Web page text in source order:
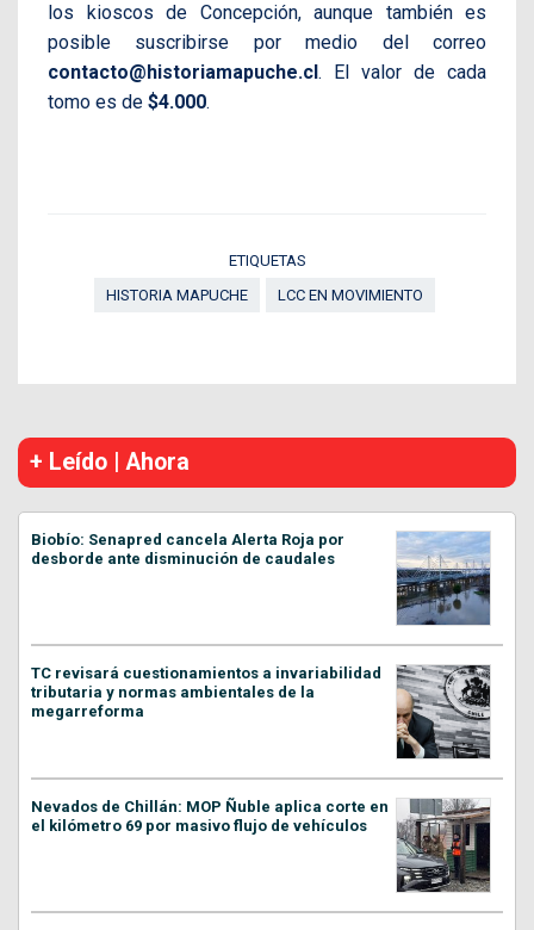
los kioscos de Concepción, aunque también es
posible suscribirse por medio del correo
contacto@historiamapuche.cl. El valor de cada
tomo es de $4.000.
ETIQUETAS
HISTORIA MAPUCHE
LCC EN MOVIMIENTO
+ Leído | Ahora
Biobío: Senapred cancela Alerta Roja por
desborde ante disminución de caudales
TC revisará cuestionamientos a invariabilidad
tributaria y normas ambientales de la
megarreforma
Nevados de Chillán: MOP Ñuble aplica corte en
el kilómetro 69 por masivo flujo de vehículos